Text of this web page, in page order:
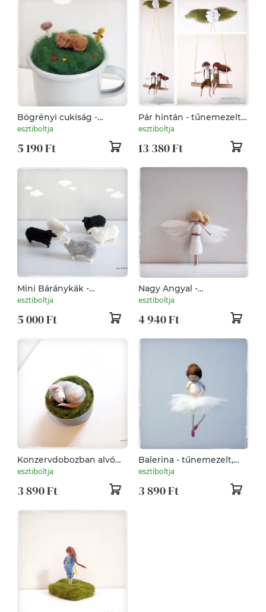
Bögrényi cukiság -
tűnemezelt dísz
esztiboltja
5 190 Ft
Pár hintán - tűnemezelt
baba, dísz, függő
esztiboltja
13 380 Ft
Mini Báránykák -
tűnemezelt figura, dísz
esztiboltja
5 000 Ft
Nagy Angyal -
tűnemezelt dísz, függő
esztiboltja
4 940 Ft
Konzervdobozban alvó
egérke - tűnemezelt
esztiboltja
3 890 Ft
Balerina - tűnemezelt,
dísz, függő
esztiboltja
3 890 Ft